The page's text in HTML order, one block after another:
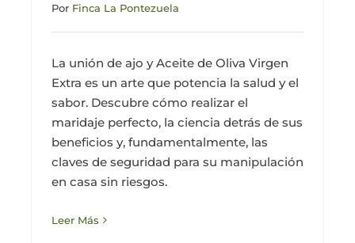
Por Finca La Pontezuela
La unión de ajo y Aceite de Oliva Virgen
Extra es un arte que potencia la salud y el
sabor. Descubre cómo realizar el
maridaje perfecto, la ciencia detrás de sus
beneficios y, fundamentalmente, las
claves de seguridad para su manipulación
en casa sin riesgos.
Leer Más